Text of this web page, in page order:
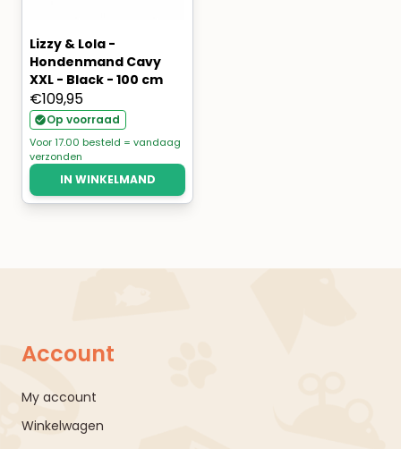
Lizzy & Lola -
Hondenmand Cavy
XXL - Black - 100 cm
€109,95
Op voorraad
Voor 17.00 besteld = vandaag
verzonden
IN WINKELMAND
Account
My account
Winkelwagen